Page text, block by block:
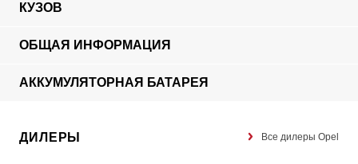
КУЗОВ
ОБЩАЯ ИНФОРМАЦИЯ
АККУМУЛЯТОРНАЯ БАТАРЕЯ
ДИЛЕРЫ Все дилеры Opel